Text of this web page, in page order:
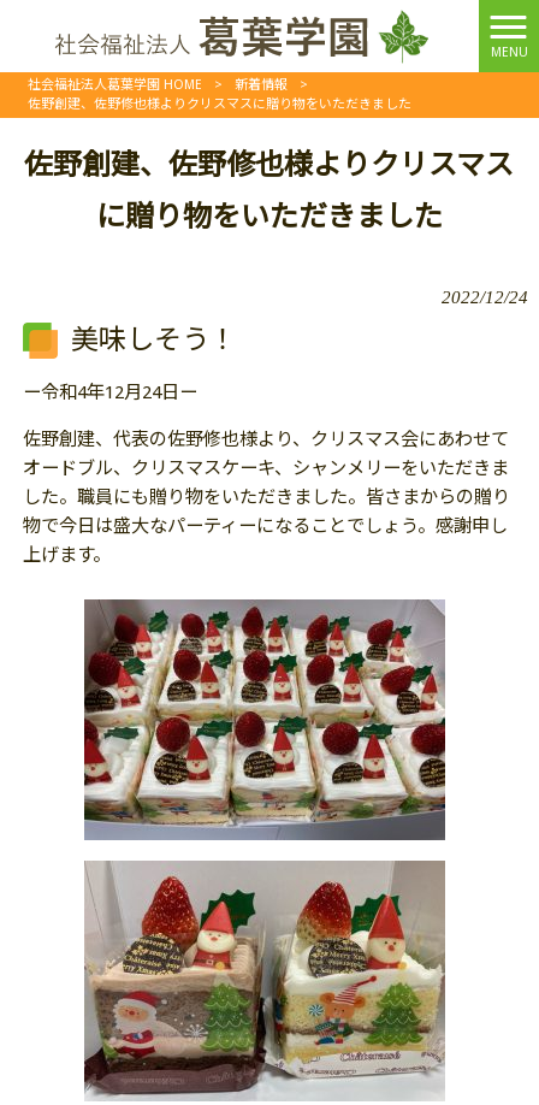
MENU
社会福祉法人葛葉学園 HOME > 新着情報
>
佐野創建、佐野修也様よりクリスマスに贈り物をいただきました
佐野創建、佐野修也様よりクリスマス
に贈り物をいただきました
2022/12/24
美味しそう！
ー令和4年12月24日ー
佐野創建、代表の佐野修也様より、クリスマス会にあわせて
オードブル、クリスマスケーキ、シャンメリーをいただきま
した。職員にも贈り物をいただきました。皆さまからの贈り
物で今日は盛大なパーティーになることでしょう。感謝申し
上げます。